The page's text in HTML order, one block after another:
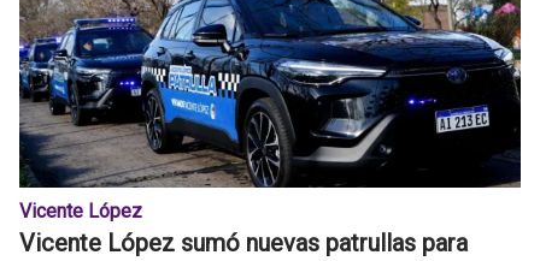
Vicente López
Vicente López sumó nuevas patrullas para